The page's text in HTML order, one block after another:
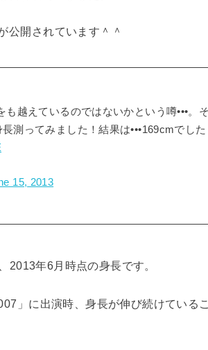
公開されています＾＾
越えているのではないかという噂•••。
長測ってみました！結果は•••169cmでし
15, 2013
2013年6月時点の身長です。
」に出演時、身長が伸び続けている